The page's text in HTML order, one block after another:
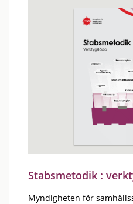
Stabsmetodik :
Myndigheten för